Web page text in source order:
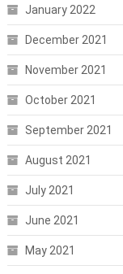
January 2022
December 2021
November 2021
October 2021
September 2021
August 2021
July 2021
June 2021
May 2021